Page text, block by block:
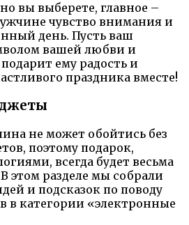
вы выберете, главное –
чувство внимания и
день. Пусть ваш
вашей любви и
ему радость и
праздника вместе!
не может обойтись без
поэтому подарок,
всегда будет весьма
этом разделе мы собрали
и подсказок по поводу
в категории «электронные